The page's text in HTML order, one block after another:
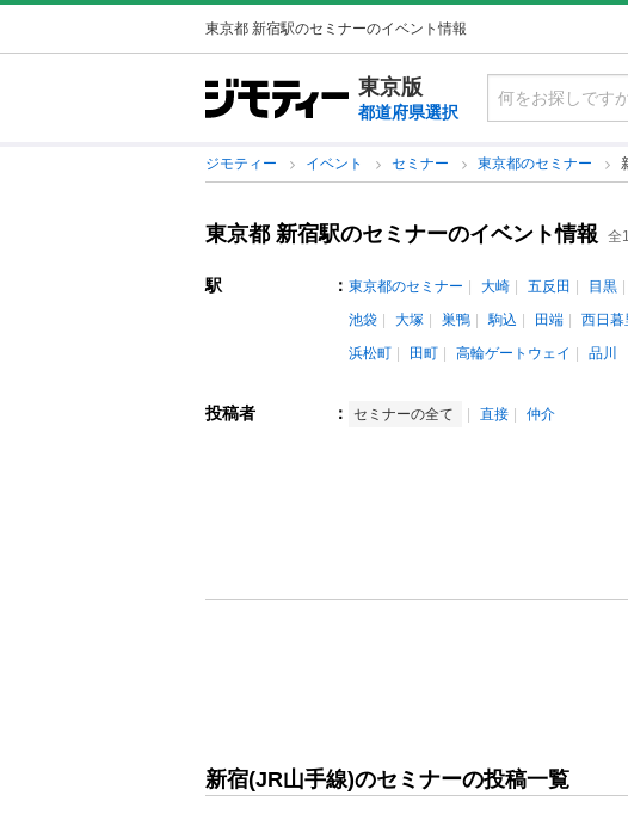
東京都 新宿駅のセミナーのイベント情報
東京版
都道府県選択
ジモティー イベント セミナー 東京都のセミナー
東京都 新宿駅のセミナーのイベント情報 全
駅 ： 東京都のセミナー 大崎 五反田 目黒
池袋
大塚 巣鴨 駒込 田端 西日暮
浜松町
田町 高輪ゲートウェイ
品川
投稿者 ： セミナーの全て 直接 仲介
新宿(JR山手線)のセミナーの投稿一覧